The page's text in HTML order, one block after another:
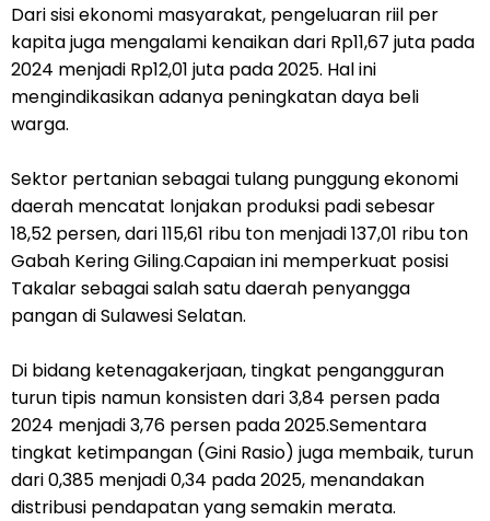
Dari sisi ekonomi masyarakat, pengeluaran riil per
kapita juga mengalami kenaikan dari Rp11,67 juta pada
2024 menjadi Rp12,01 juta pada 2025. Hal ini
mengindikasikan adanya peningkatan daya beli
warga.
Sektor pertanian sebagai tulang punggung ekonomi
daerah mencatat lonjakan produksi padi sebesar
18,52 persen, dari 115,61 ribu ton menjadi 137,01 ribu ton
Gabah Kering Giling.Capaian ini memperkuat posisi
Takalar sebagai salah satu daerah penyangga
pangan di Sulawesi Selatan.
Di bidang ketenagakerjaan, tingkat pengangguran
turun tipis namun konsisten dari 3,84 persen pada
2024 menjadi 3,76 persen pada 2025.Sementara
tingkat ketimpangan (Gini Rasio) juga membaik, turun
dari 0,385 menjadi 0,34 pada 2025, menandakan
distribusi pendapatan yang semakin merata.